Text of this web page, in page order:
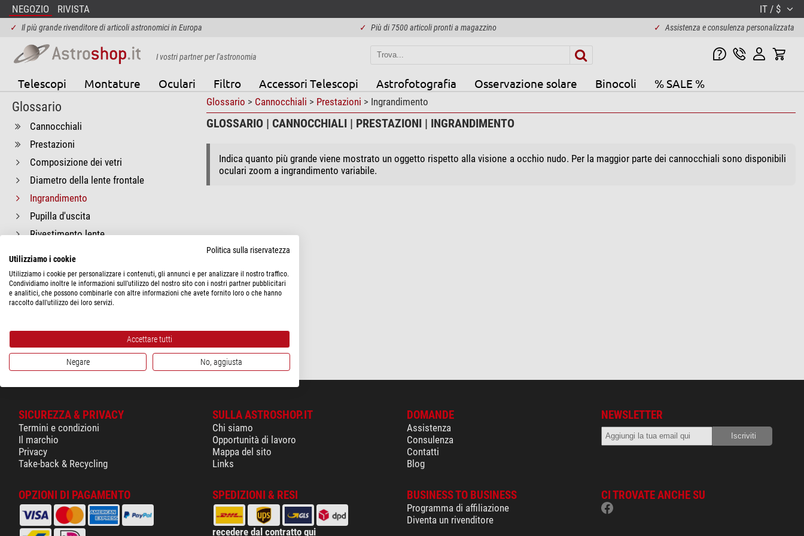
NEGOZIO RIVISTA IT / $
✓ Il più grande rivenditore di articoli astronomici in Europa ✓ Più di 7500 articoli pronti a magazzino ✓ Assistenza e consulenza personalizzata
I vostri partner per l'astronomia
Telescopi Montature Oculari Filtro Accessori Telescopi Astrofotografia Osservazione solare Binocoli % SALE %
Glossario
Cannocchiali
Prestazioni
Composizione dei vetri
Diametro della lente frontale
Ingrandimento
Pupilla d'uscita
Rivestimento lente
Tecnica di fabbricazione
Glossario > Cannocchiali > Prestazioni > Ingrandimento
GLOSSARIO | CANNOCCHIALI | PRESTAZIONI | INGRANDIMENTO
Indica quanto più grande viene mostrato un oggetto rispetto alla visione a occhio nudo. Per la maggior parte dei cannocchiali sono disponibili
oculari zoom a ingrandimento variabile.
SICUREZZA & PRIVACY
Termini e condizioni
Il marchio
Privacy
Take-back & Recycling
SULLA ASTROSHOP.IT
Chi siamo
Opportunità di lavoro
Mappa del sito
Links
DOMANDE
Assistenza
Consulenza
Contatti
Blog
NEWSLETTER
OPZIONI DI PAGAMENTO SPEDIZIONI & RESI
recedere dal contratto qui
BUSINESS TO BUSINESS
Programma di affiliazione
Diventa un rivenditore
CI TROVATE ANCHE SU
Politica sulla riservatezza
Utilizziamo i cookie
Utilizziamo i cookie per personalizzare i contenuti, gli annunci e per analizzare il nostro traffico.
Condividiamo inoltre le informazioni sull'utilizzo del nostro sito con i nostri partner pubblicitari
e analitici, che possono combinarle con altre informazioni che avete fornito loro o che hanno
raccolto dall'utilizzo dei loro servizi.
Accettare tutti
Negare No, aggiusta